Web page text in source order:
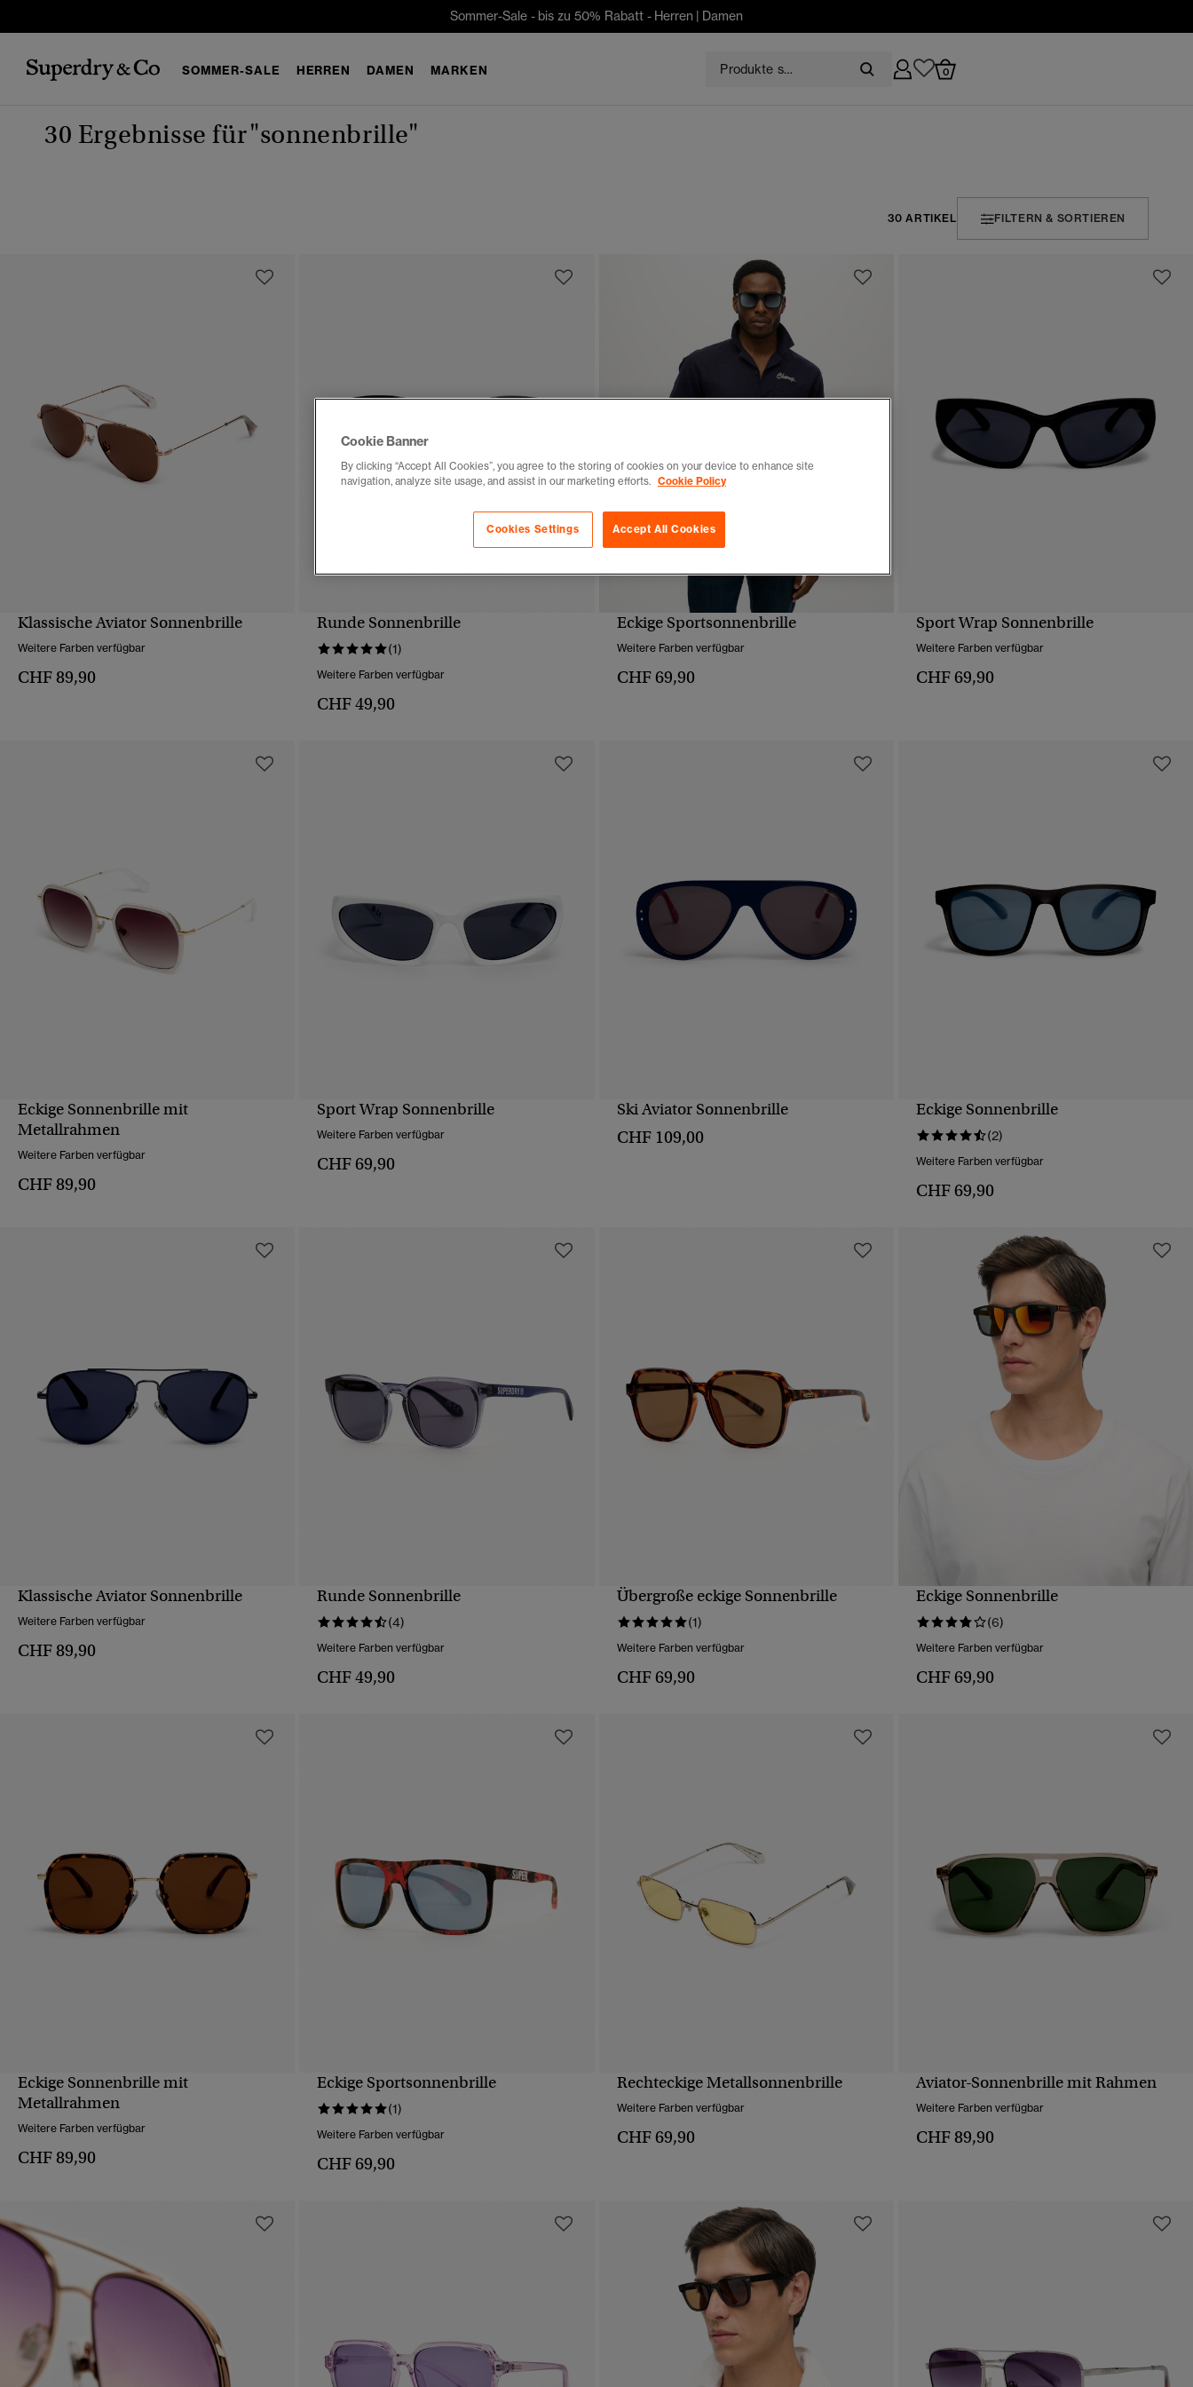
Sommer-Sale - bis zu 50% Rabatt - Herren | Damen
SOMMER-SALE HERREN DAMEN MARKEN 0
30 Ergebnisse für"sonnenbrille"
30 ARTIKEL FILTERN & SORTIEREN
Klassische Aviator Sonnenbrille
Weitere Farben verfügbar
CHF 89,90
Runde Sonnenbrille
(1)
Weitere Farben verfügbar
CHF 49,90
Eckige Sportsonnenbrille
Weitere Farben verfügbar
CHF 69,90
SCHNELLANSICHT
Sport Wrap Sonnenbrille
Weitere Farben verfügbar
CHF 69,90
Eckige Sonnenbrille mit
Metallrahmen
Weitere Farben verfügbar
CHF 89,90
Sport Wrap Sonnenbrille
Weitere Farben verfügbar
CHF 69,90
Ski Aviator Sonnenbrille
CHF 109,00
Eckige Sonnenbrille
(2)
Weitere Farben verfügbar
CHF 69,90
Klassische Aviator Sonnenbrille
Weitere Farben verfügbar
CHF 89,90
Runde Sonnenbrille
(4)
Weitere Farben verfügbar
CHF 49,90
SCHNELLANSICHT
Übergroße eckige Sonnenbrille
(1)
Weitere Farben verfügbar
CHF 69,90
Eckige Sonnenbrille
(6)
Weitere Farben verfügbar
CHF 69,90
Eckige Sonnenbrille mit
Metallrahmen
Weitere Farben verfügbar
CHF 89,90
Eckige Sportsonnenbrille
(1)
Weitere Farben verfügbar
CHF 69,90
SCHNELLANSICHT
Rechteckige Metallsonnenbrille
Weitere Farben verfügbar
CHF 69,90
Aviator-Sonnenbrille mit Rahmen
Weitere Farben verfügbar
CHF 89,90
Cookie Banner
By clicking “Accept All Cookies”, you agree to the storing of cookies on your device to enhance site
navigation, analyze site usage, and assist in our marketing efforts. Cookie Policy
Accept All Cookies
Cookies Settings